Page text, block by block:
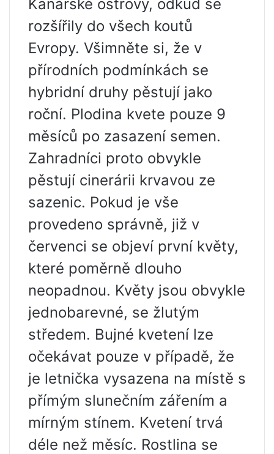
Kanárské ostrovy, odkud se
rozšířily do všech koutů
Evropy. Všimněte si, že v
přírodních podmínkách se
hybridní druhy pěstují jako
roční. Plodina kvete pouze 9
měsíců po zasazení semen.
Zahradníci proto obvykle
pěstují cinerárii krvavou ze
sazenic. Pokud je vše
provedeno správně, již v
červenci se objeví první květy,
které poměrně dlouho
neopadnou. Květy jsou obvykle
jednobarevné, se žlutým
středem. Bujné kvetení lze
očekávat pouze v případě, že
je letnička vysazena na místě s
přímým slunečním zářením a
mírným stínem. Kvetení trvá
déle než měsíc. Rostlina se